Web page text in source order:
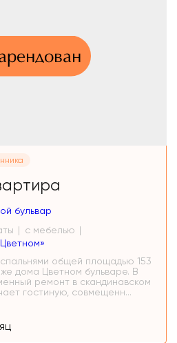
бульвар
с мебелью
общей площадью 153
дома Цветном бульваре. В
ремонт в скандинавском
гостиную, совмещенн...